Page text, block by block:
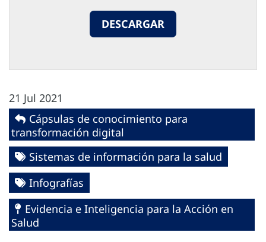
DESCARGAR
21 Jul 2021
Cápsulas de conocimiento para
transformación digital
Sistemas de información para la salud
Infografías
Evidencia e Inteligencia para la Acción en
Salud